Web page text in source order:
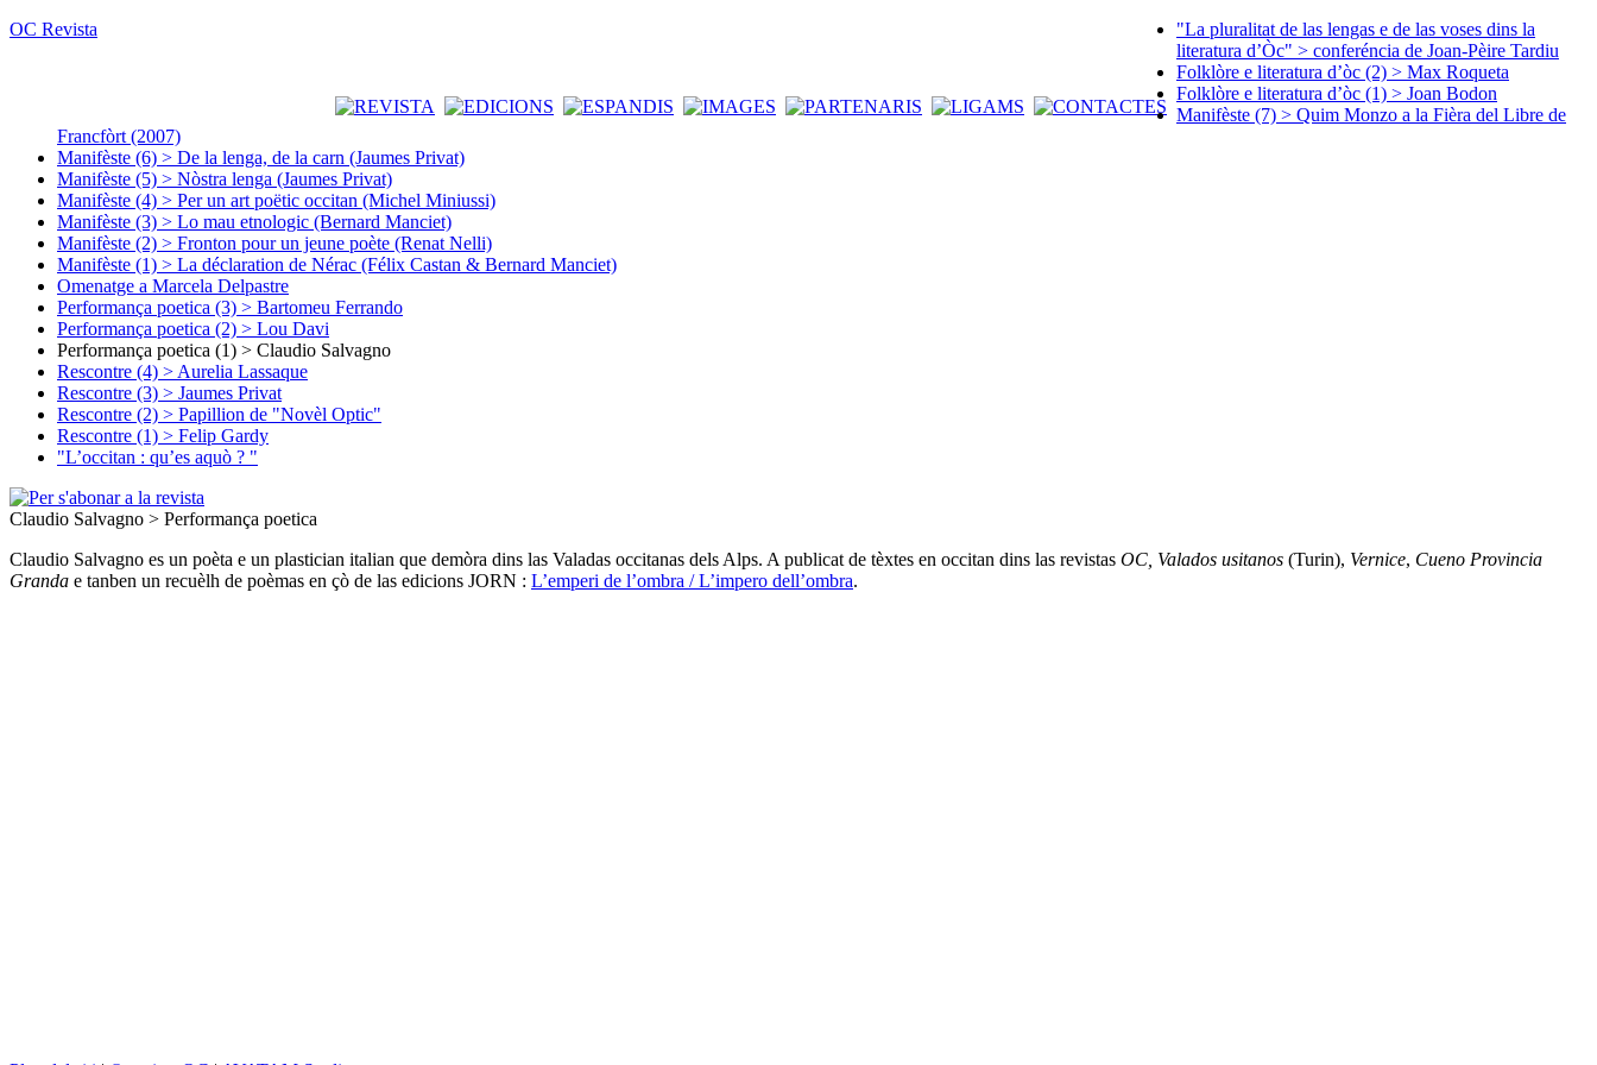
OC Revista
"La pluralitat de las lengas e de las voses dins la
literatura d’Òc" > conferéncia de Joan-Pèire Tardiu
Folklòre e literatura d’òc (2) > Max Roqueta
Folklòre e literatura d’òc (1) > Joan Bodon
Manifèste (7) > Quim Monzo a la Fièra del Libre de
Francfòrt (2007)
Manifèste (6) > De la lenga, de la carn (Jaumes Privat)
Manifèste (5) > Nòstra lenga (Jaumes Privat)
Manifèste (4) > Per un art poëtic occitan (Michel Miniussi)
Manifèste (3) > Lo mau etnologic (Bernard Manciet)
Manifèste (2) > Fronton pour un jeune poète (Renat Nelli)
Manifèste (1) > La déclaration de Nérac (Félix Castan & Bernard Manciet)
Omenatge a Marcela Delpastre
Performança poetica (3) > Bartomeu Ferrando
Performança poetica (2) > Lou Davi
Performança poetica (1) > Claudio Salvagno
Rescontre (4) > Aurelia Lassaque
Rescontre (3) > Jaumes Privat
Rescontre (2) > Papillion de "Novèl Optic"
Rescontre (1) > Felip Gardy
"L’occitan : qu’es aquò ? "
Claudio Salvagno > Performança poetica
Claudio Salvagno es un poèta e un plastician italian que demòra dins las Valadas occitanas dels Alps. A publicat de tèxtes en occitan dins las revistas OC, Valados usitanos (Turin), Vernice, Cueno Provincia
Granda e tanben un recuèlh de poèmas en çò de las edicions JORN : L’emperi de l’ombra / L’impero dell’ombra.